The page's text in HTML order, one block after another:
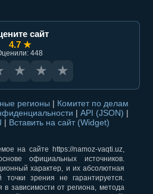
сайт
4.7 ★
448
★ ★ ★
регионы | Комитет по делам
| API (JSON) |
| Вставить на сайт (Widget)
на сайте https://namoz-vaqti.uz,
официальных источников.
характер, и их абсолютная
точки зрения не гарантируется.
в зависимости от региона, метода